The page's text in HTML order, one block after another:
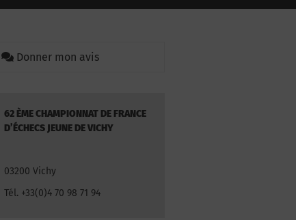
Donner mon avis
62 ÈME CHAMPIONNAT DE FRANCE
D’ÉCHECS JEUNE DE VICHY
03200 Vichy
Tél. +33(0)4 70 98 71 94